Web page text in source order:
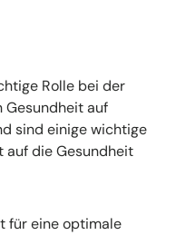
Rolle bei der
Gesundheit auf
sind einige wichtige
auf die Gesundheit
für eine optimale